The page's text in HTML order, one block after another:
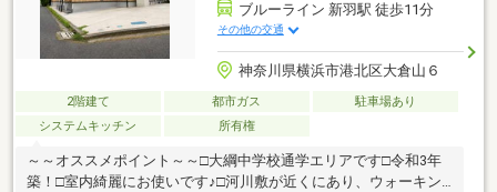
ブルーライン 新羽駅 徒歩11分
その他の交通
神奈川県横浜市港北区大倉山６
2階建て 都市ガス
駐車場あり
システムキッチン
所有権
～～オススメポイント～～□大綱中学校通学エリアです□令和3年
築！□室内綺麗にお使いです♪□河川敷が近くにあり、ウォーキン